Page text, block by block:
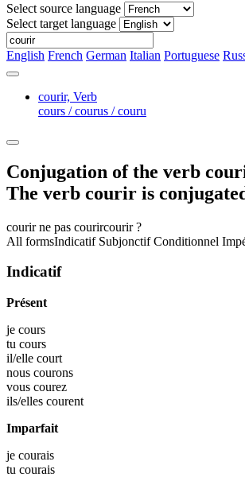
Select source language
Select target language
English French German Italian Portuguese
courir, Verb
cours / courus / couru
Conjugation of the verb
The verb courir is
courirne pas courircourir ?
All formsIndicatif Subjonctif Conditionnel
Indicatif
Présent
je cours
tu cours
il/elle court
nous courons
vous courez
ils/elles courent
Imparfait
je courais
tu courais